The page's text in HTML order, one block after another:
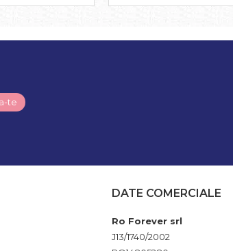
DATE COMERCIALE
Ro Forever srl
J13/1740/2002